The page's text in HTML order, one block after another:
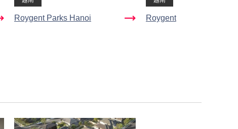
Roygent Parks Hanoi Roygent Parks Hai